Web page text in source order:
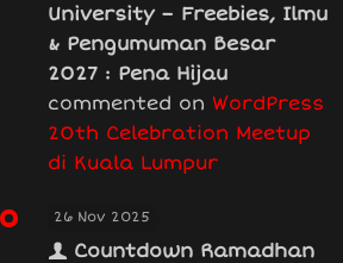
University – Freebies, Ilmu
& Pengumuman Besar
2027 : Pena Hijau
commented on WordPress
20th Celebration Meetup
di Kuala Lumpur
26 Nov 2025
Countdown Ramadhan